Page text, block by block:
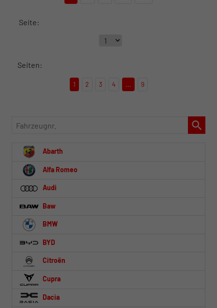
Seite:
Seiten:
1 2 3 4 ... 9
Fahrzeugnr.
Abarth
Alfa Romeo
Audi
Baw
BMW
BYD
Citroën
Cupra
Dacia